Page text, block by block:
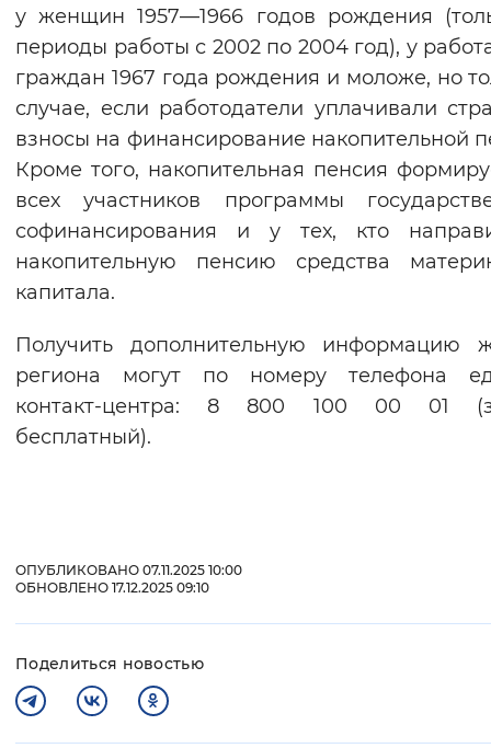
у женщин 1957—1966 годов рождения
периоды работы с 2002 по 2004 год), у
граждан 1967 года рождения и моложе, но
случае, если работодатели уплачивали
взносы на финансирование накопительной
Кроме того, накопительная пенсия
всех участников программы
софинансирования и у тех, кто
накопительную пенсию средства
капитала.
Получить дополнительную информацию
региона могут по номеру телефона
контакт-центра: 8 800 100 00 01
бесплатный).
ОПУБЛИКОВАНО 07.11.2025 10:00
ОБНОВЛЕНО 17.12.2025 09:10
Поделиться новостью